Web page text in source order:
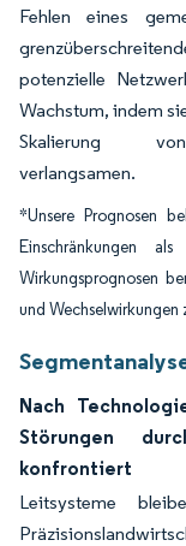
Fehlen eines
potenzielle
Wachstum, indem
Skalierung von
verlangsamen.
*Unsere Prognosen
Einschränkungen
Wirkungsprognosen
und Wechselwirkungen
Nach
Störungen
konfrontiert
Leitsysteme